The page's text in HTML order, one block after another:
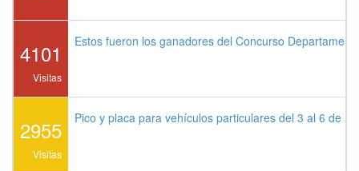
4101
Visitas
Estos fueron los ganadores del Concurso
2955
Visitas
Pico y placa para vehículos particulares del 3 al 6 de